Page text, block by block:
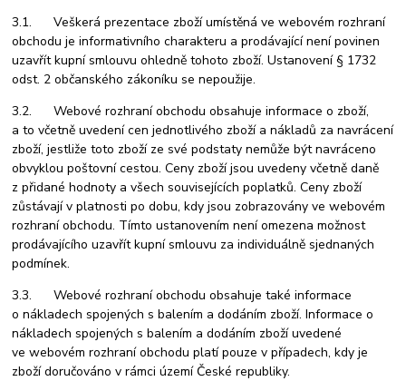
3.1. Veškerá prezentace zboží umístěná ve webovém rozhraní
obchodu je informativního charakteru a prodávající není povinen
uzavřít kupní smlouvu ohledně tohoto zboží. Ustanovení § 1732
odst. 2 občanského zákoníku se nepoužije.
3.2. Webové rozhraní obchodu obsahuje informace o zboží,
a to včetně uvedení cen jednotlivého zboží a nákladů za navrácení
zboží, jestliže toto zboží ze své podstaty nemůže být navráceno
obvyklou poštovní cestou. Ceny zboží jsou uvedeny včetně daně
z přidané hodnoty a všech souvisejících poplatků. Ceny zboží
zůstávají v platnosti po dobu, kdy jsou zobrazovány ve webovém
rozhraní obchodu. Tímto ustanovením není omezena možnost
prodávajícího uzavřít kupní smlouvu za individuálně sjednaných
podmínek.
3.3. Webové rozhraní obchodu obsahuje také informace
o nákladech spojených s balením a dodáním zboží. Informace o
nákladech spojených s balením a dodáním zboží uvedené
ve webovém rozhraní obchodu platí pouze v případech, kdy je
zboží doručováno v rámci území České republiky.